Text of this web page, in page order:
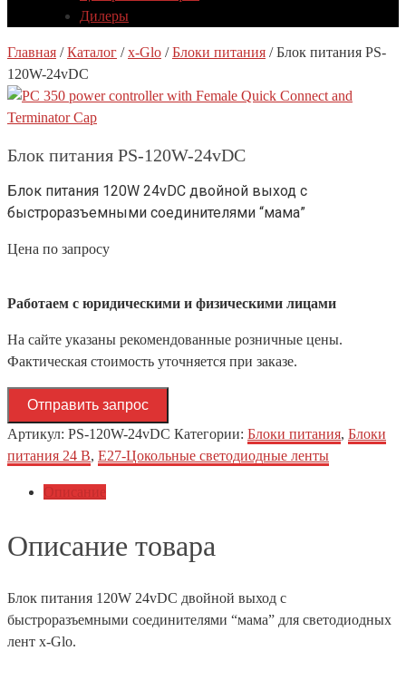
Дилеры
Главная / Каталог / x-Glo / Блоки питания / Блок питания PS-
120W-24vDC
Блок питания PS-120W-24vDC
Блок питания 120W 24vDC двойной выход с
быстроразъемными соединителями “мама”
Цена по запросу
Работаем с юридическими и физическими лицами
На сайте указаны рекомендованные розничные цены.
Фактическая стоимость уточняется при заказе.
Отправить запрос
Артикул: PS-120W-24vDC Категории: Блоки питания, Блоки
питания 24 В, Е27-Цокольные светодиодные ленты
Описание
Описание товара
Блок питания 120W 24vDC двойной выход с
быстроразъемными соединителями “мама” для светодиодных
лент x-Glo.